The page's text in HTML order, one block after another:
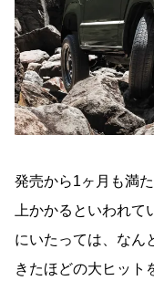
発売から1ヶ月も満
上かかるといわれ
にいたっては、なん
きたほどの大ヒット